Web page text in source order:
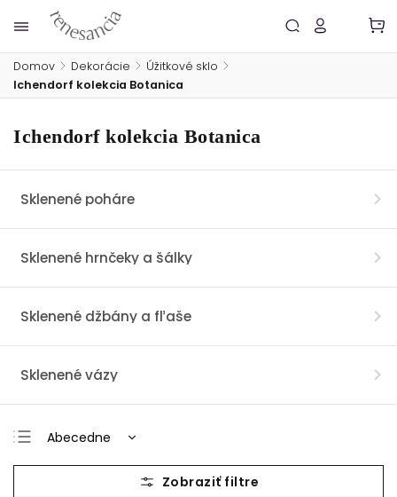
Domov / Dekorácie / Úžitkové sklo /
Ichendorf kolekcia Botanica
Ichendorf kolekcia Botanica
Sklenené poháre
Sklenené hrnčeky a šálky
Sklenené džbány a fľaše
Sklenené vázy
Abecedne
Najlacnejšie